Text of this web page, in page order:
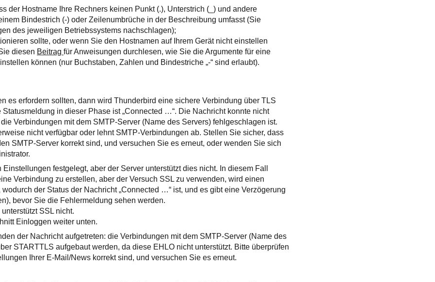
der Hostname Ihre Rechners keinen Punkt (.), Unterstrich (_) und andere
Bindestrich (-) oder Zeilenumbrüche in der Beschreibung umfasst (Sie
des jeweiligen Betriebssystems nachschlagen);
sollte, oder wenn Sie den Hostnamen auf Ihrem Gerät nicht einstellen
diesen Beitragfür Anweisungen durchlesen, wie Sie die Argumente für eine
können (nur Buchstaben, Zahlen und Bindestriche „-“ sind erlaubt).
es erfordern sollten, dann wird Thunderbird eine sichere Verbindung über TLS
in dieser Phase ist „Connected …“. Die Nachricht konnte nicht
Verbindungen mit dem SMTP-Server (Name des Servers) fehlgeschlagen ist.
nicht verfügbar oder lehnt SMTP-Verbindungen ab. Stellen Sie sicher, dass
SMTP-Server korrekt sind, und versuchen Sie es erneut, oder wenden Sie sich
Einstellungen festgelegt, aber der Server unterstützt dies nicht. In diesem Fall
Verbindung zu erstellen, aber der Versuch SSL zu verwenden, wird einen
der Status der Nachricht „Connected …“ ist, und es gibt eine Verzögerung
bevor Sie die Fehlermeldung sehen werden.
SSL nicht.
Einloggen weiter unten.
der Nachricht aufgetreten: die Verbindungen mit dem SMTP-Server (Name des
STARTTLS aufgebaut werden, da diese EHLO nicht unterstützt. Bitte überprüfen
Ihrer E-Mail/News korrekt sind, und versuchen Sie es erneut.